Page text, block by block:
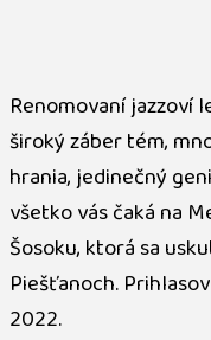
Renomovaní jazzoví
široký záber tém,
hrania, jedinečný
všetko vás čaká na
Šosoku, ktorá sa
Piešťanoch.
2022.